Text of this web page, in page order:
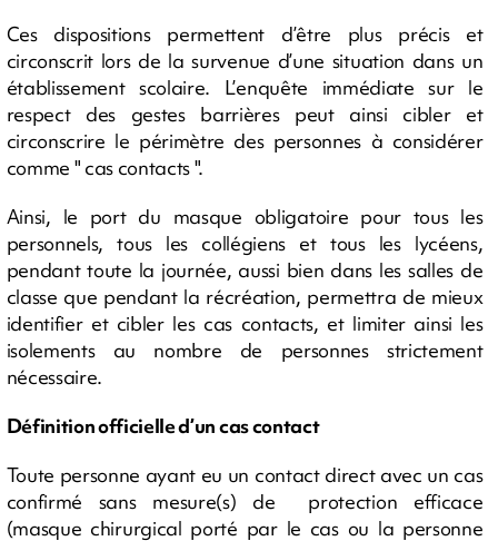
Ces dispositions permettent d’être plus précis et
circonscrit lors de la survenue d’une situation dans un
établissement scolaire. L’enquête immédiate sur le
respect des gestes barrières peut ainsi cibler et
circonscrire le périmètre des personnes à considérer
comme " cas contacts ".
Ainsi, le port du masque obligatoire pour tous les
personnels, tous les collégiens et tous les lycéens,
pendant toute la journée, aussi bien dans les salles de
classe que pendant la récréation, permettra de mieux
identifier et cibler les cas contacts, et limiter ainsi les
isolements au nombre de personnes strictement
nécessaire.
Définition officielle d’un cas contact
Toute personne ayant eu un contact direct avec un cas
confirmé sans mesure(s) de protection efficace
(masque chirurgical porté par le cas ou la personne